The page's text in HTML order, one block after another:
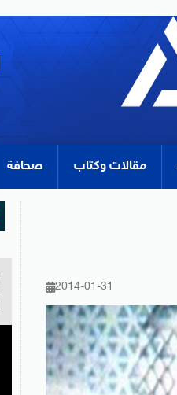
مقالات وكتاب صحافة
2014-01-31